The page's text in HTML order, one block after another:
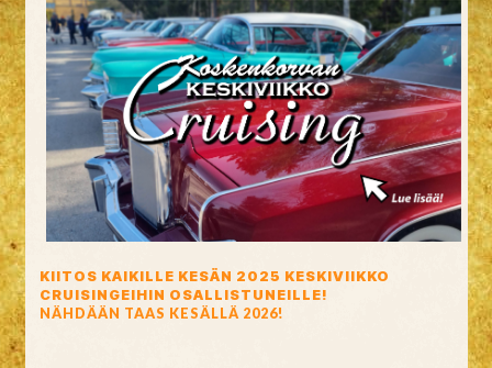
KIITOS KAIKILLE KESÄN 2025 KESKIVIIKKO
CRUISINGEIHIN OSALLISTUNEILLE!
NÄHDÄÄN TAAS KESÄLLÄ 2026!